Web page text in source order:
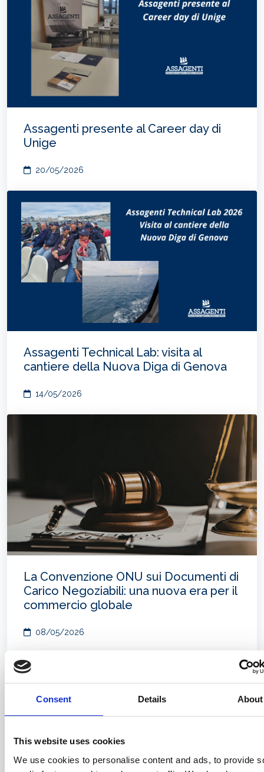
Consent Details About
This website uses cookies
We use cookies to personalise content and ads, to provide
Assagenti presente al Career day di
Unige
20/05/2026
Assagenti Technical Lab: visita al
cantiere della Nuova Diga di Genova
14/05/2026
La Convenzione ONU sui Documenti di
Carico Negoziabili: una nuova era per il
commercio globale
08/05/2026